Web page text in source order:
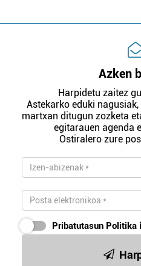
Azken
Harpidetu zaitez
Astekarko eduki
martxan ditugun zozketa
egitarauen agenda
Ostiralero zure
Pribatutasun Politika